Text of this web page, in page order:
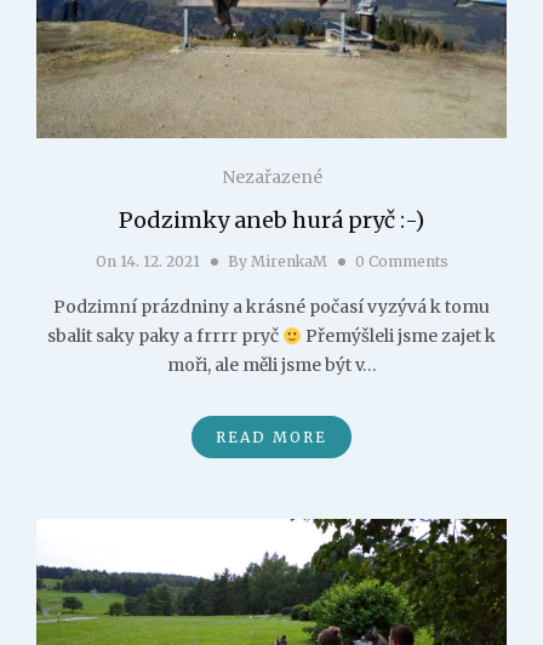
Nezařazené
Podzimky aneb hurá pryč :-)
On14. 12. 2021 By MirenkaM 0 Comments
Podzimní prázdniny a krásné počasí vyzývá k tomu
sbalit saky paky a frrrr pryč
Přemýšleli jsme zajet k
moři, ale měli jsme být v…
READ MORE